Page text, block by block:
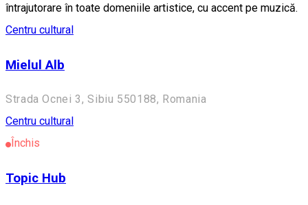
întrajutorare în toate domeniile artistice, cu accent pe muzică.
Centru cultural
Mielul Alb
Strada Ocnei 3, Sibiu 550188, Romania
Centru cultural
Închis
Topic Hub